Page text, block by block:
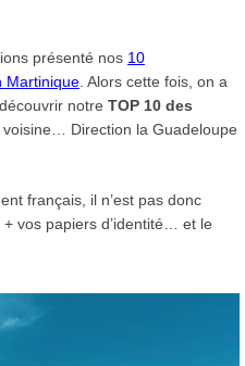
présenté nos 10
Martinique. Alors cette fois, on a
notre TOP 10 des
voisine… Direction la Guadeloupe
français, il n’est pas donc
+ vos papiers d’identité… et le